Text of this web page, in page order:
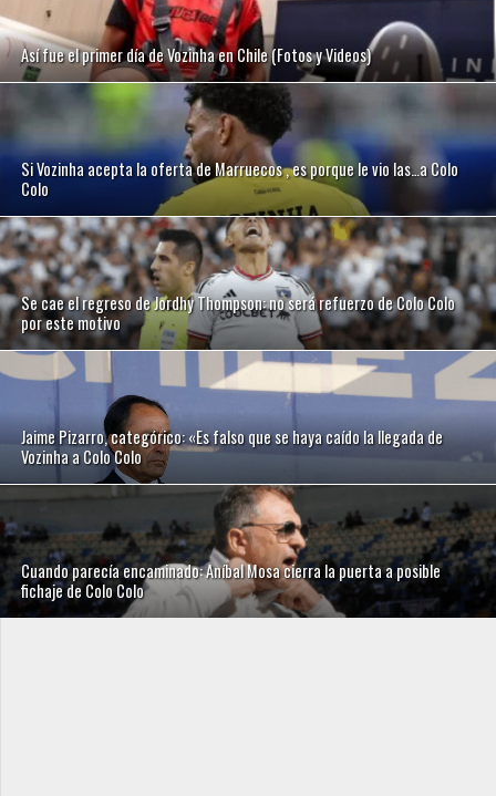
Así fue el primer día de Vozinha en Chile (Fotos y Videos)
Si Vozinha acepta la oferta de Marruecos , es porque le vio las…a Colo
Colo
Se cae el regreso de Jordhy Thompson: no será refuerzo de Colo Colo
por este motivo
Jaime Pizarro, categórico: «Es falso que se haya caído la llegada de
Vozinha a Colo Colo
Cuando parecía encaminado: Aníbal Mosa cierra la puerta a posible
fichaje de Colo Colo